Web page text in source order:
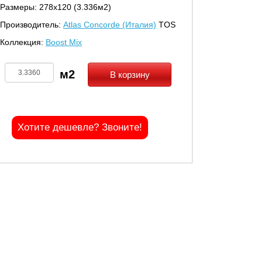
Размеры: 278х120 (3.336м2)
Производитель: Atlas Concorde (Италия) TOS
Коллекция: Boost Mix
В корзину
Хотите дешевле? Звоните!